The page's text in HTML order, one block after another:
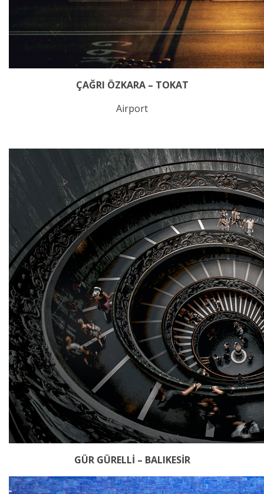
ÇAĞRI ÖZKARA – TOKAT
Airport
GÜR GÜRELLİ – BALIKESİR